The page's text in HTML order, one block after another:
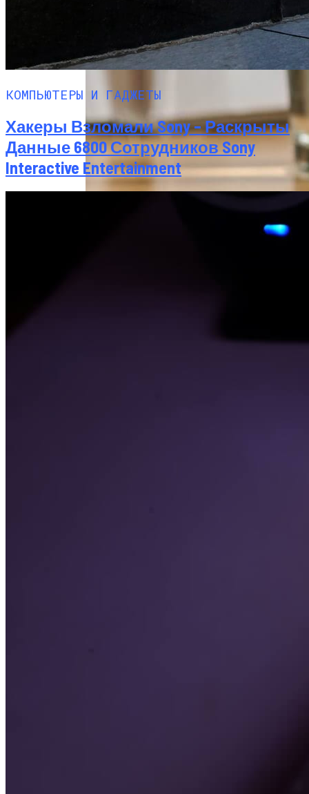
КОМПЬЮТЕРЫ И ГАДЖЕТЫ
Хакеры Взломали Sony – Раскрыты
Данные 6800 Сотрудников Sony
Interactive Entertainment